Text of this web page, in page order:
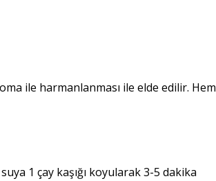
ile harmanlanması ile elde edilir. Hem
1 çay kaşığı koyularak 3-5 dakika